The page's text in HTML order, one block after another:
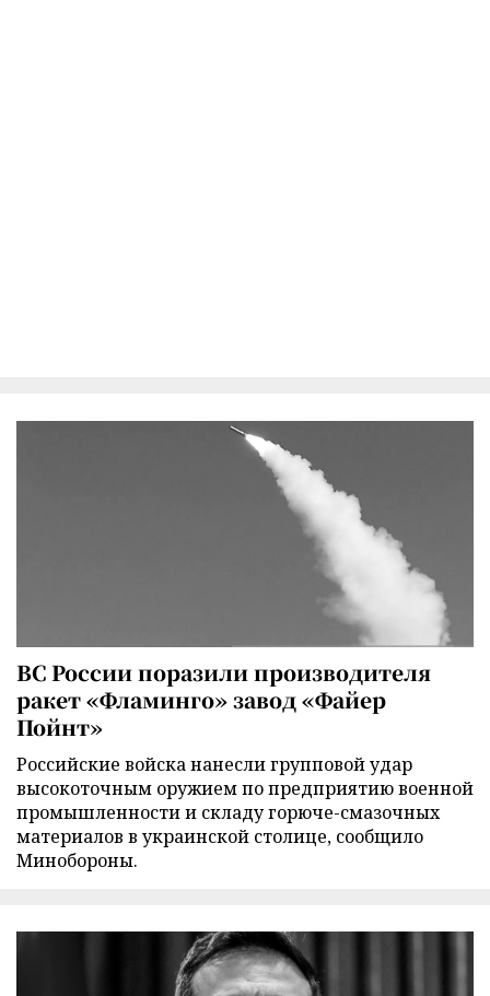
ВС России поразили производителя
ракет «Фламинго» завод «Файер
Пойнт»
Российские войска нанесли групповой удар
высокоточным оружием по предприятию военной
промышленности и складу горюче-смазочных
материалов в украинской столице, сообщило
Минобороны.